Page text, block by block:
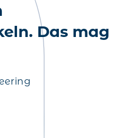
Das mag